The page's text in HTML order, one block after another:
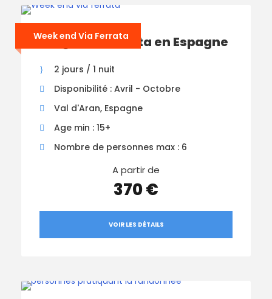
Week end Via Ferrata
Stage Via Ferrata en Espagne
2 jours / 1 nuit
Disponibilité : Avril - Octobre
Val d'Aran, Espagne
Age min : 15+
Nombre de personnes max : 6
A partir de
370 €
VOIR LES DÉTAILS